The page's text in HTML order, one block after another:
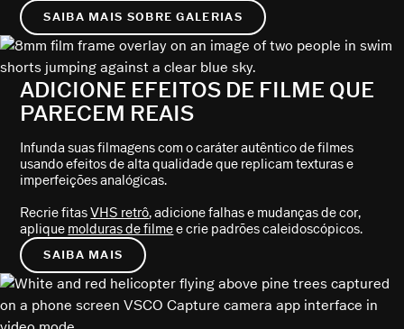
SAIBA MAIS SOBRE GALERIAS
ADICIONE EFEITOS DE FILME QUE
PARECEM REAIS
Infunda suas filmagens com o caráter autêntico de filmes
usando efeitos de alta qualidade que replicam texturas e
imperfeições analógicas.
Recrie fitasVHS retrô, adicione falhas e mudanças de cor,
aplique molduras de filmee crie padrões caleidoscópicos.
SAIBA MAIS